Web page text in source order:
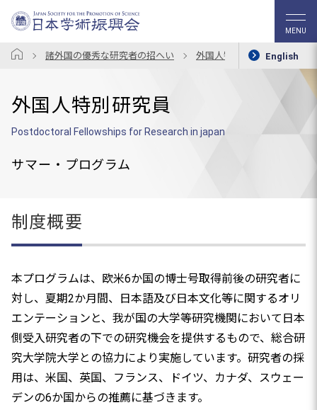
MENU
諸外国の優秀な研究者の招へい 外国人特別研究員 制度
English
外国人特別研究員
Postdoctoral Fellowships for Research in japan
サマー・プログラム
制度概要
本プログラムは、欧米6か国の博士号取得前後の研究者に
対し、夏期2か月間、日本語及び日本文化等に関するオリ
エンテーションと、我が国の大学等研究機関において日本
側受入研究者の下での研究機会を提供するもので、総合研
究大学院大学との協力により実施しています。研究者の採
用は、米国、英国、フランス、ドイツ、カナダ、スウェー
デンの6か国からの推薦に基づきます。